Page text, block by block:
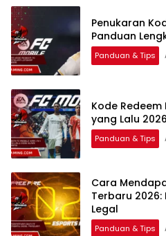
Penukaran
Panduan
Panduan & Tips
Kode Redeem
yang Lalu
Panduan & Tips
Cara
Terbaru 2026:
Legal
Panduan & Tips